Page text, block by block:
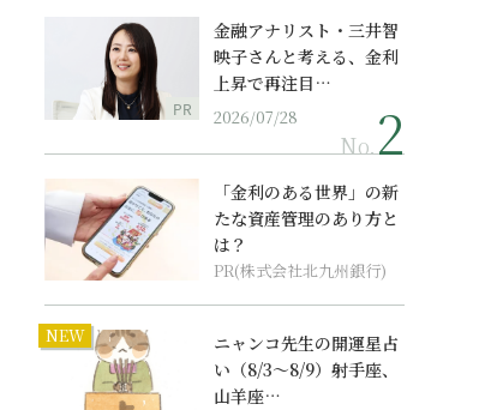
PR
金融アナリスト・三井智
映子さんと考える、金利
上昇で再注目…
2026/07/28
No.
「金利のある世界」の新
たな資産管理のあり方と
は？
PR(株式会社北九州銀行)
NEW
ニャンコ先生の開運星占
い（8/3～8/9）射手座、
山羊座…